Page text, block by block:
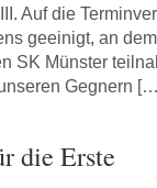
Auf die
geeinigt, an
SK Münster
Gegnern
die Erste